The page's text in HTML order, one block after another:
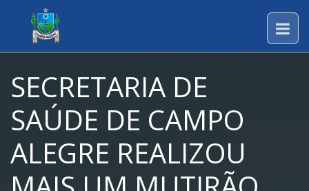
SECRETARIA DE
SAÚDE DE CAMPO
ALEGRE REALIZOU